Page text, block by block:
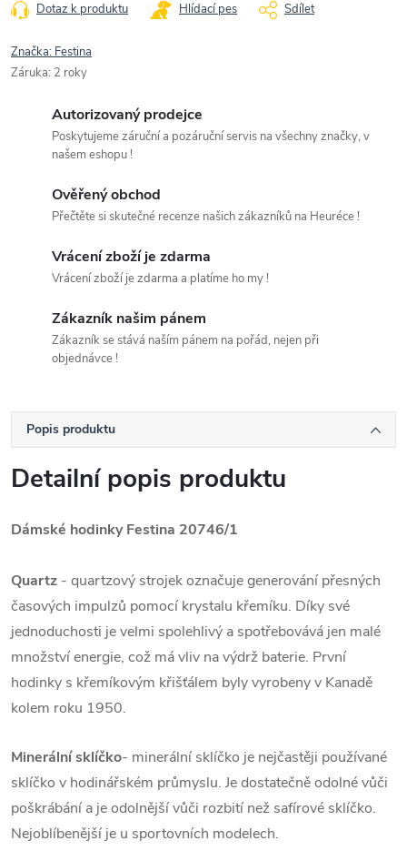
Dotaz k produktu Hlídací pes Sdílet
Značka: Festina
Záruka: 2 roky
Autorizovaný prodejce
Poskytujeme záruční a pozáruční servis na všechny značky, v
našem eshopu !
Ověřený obchod
Přečtěte si skutečné recenze našich zákazníků na Heuréce !
Vrácení zboží je zdarma
Vrácení zboží je zdarma a platíme ho my !
Zákazník našim pánem
Zákazník se stává naším pánem na pořád, nejen při
objednávce !
Popis produktu
Detailní popis produktu
Dámské hodinky Festina 20746/1
Quartz - quartzový strojek označuje generování přesných
časových impulzů pomocí krystalu křemíku. Díky své
jednoduchosti je velmi spolehlivý a spotřebovává jen malé
množství energie, což má vliv na výdrž baterie. První
hodinky s křemíkovým křišťálem byly vyrobeny v Kanadě
kolem roku 1950.
Minerální sklíčko- minerální sklíčko je nejčastěji používané
sklíčko v hodinářském průmyslu. Je dostatečně odolné vůči
poškrábání a je odolnější vůči rozbití než safírové sklíčko.
Nejoblíbenější je u sportovních modelech.